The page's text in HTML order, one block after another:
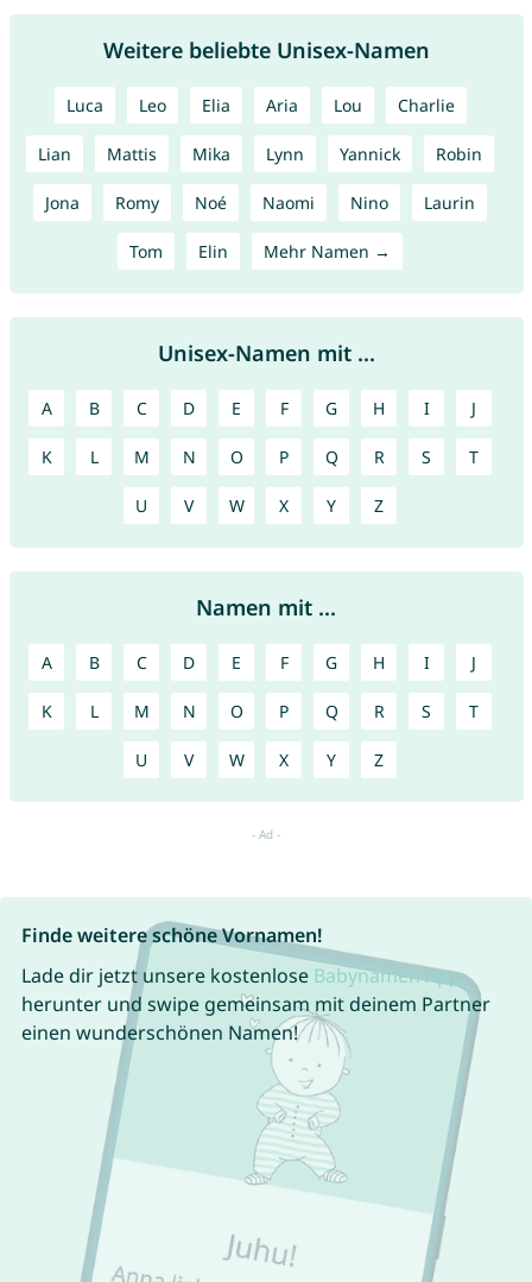
Weitere beliebte Unisex-Namen
Luca Leo Elia Aria Lou Charlie
Lian Mattis Mika Lynn Yannick Robin
Jona Romy Noé Naomi Nino Laurin
Tom Elin Mehr Namen →
Unisex-Namen mit ...
A B C D E F G H I J
K L M N O P Q R S T
U V W X Y Z
Namen mit ...
A B C D E F G H I J
K L M N O P Q R S T
U V W X Y Z
Finde weitere schöne Vornamen!
Lade dir jetzt unsere kostenlose Babynamen App
herunter und swipe gemeinsam mit deinem Partner
einen wunderschönen Namen!